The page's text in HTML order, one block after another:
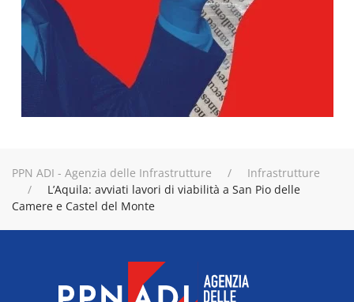
PPN ADI - Agenzia delle Infrastrutture
Infrastrutture
L’Aquila: avviati lavori di viabilità a San Pio delle
Camere e Castel del Monte